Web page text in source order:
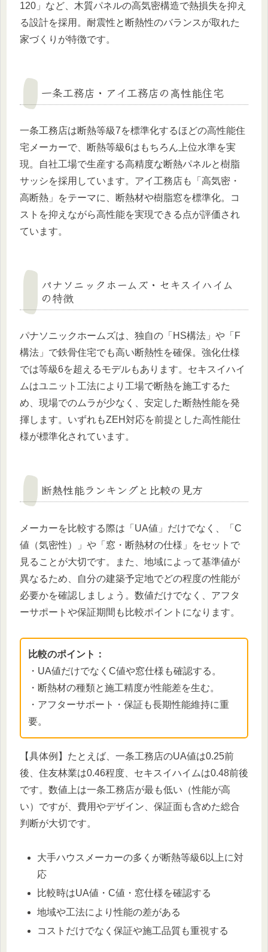
120」など、木質パネルの高気密構造で熱損失を抑え
る設計を採用。耐震性と断熱性のバランスが取れた
家づくりが特徴です。
一条工務店・アイ工務店の高性能住宅
一条工務店は断熱等級7を標準化するほどの高性能住
宅メーカーで、断熱等級6はもちろん上位水準を実
現。自社工場で生産する高精度な断熱パネルと樹脂
サッシを採用しています。アイ工務店も「高気密・
高断熱」をテーマに、断熱材や樹脂窓を標準化。コ
ストを抑えながら高性能を実現できる点が評価され
ています。
パナソニックホームズ・セキスイハイム
の特徴
パナソニックホームズは、独自の「HS構法」や「F
構法」で鉄骨住宅でも高い断熱性を確保。強化仕様
では等級6を超えるモデルもあります。セキスイハイ
ムはユニット工法により工場で断熱を施工するた
め、現場でのムラが少なく、安定した断熱性能を発
揮します。いずれもZEH対応を前提とした高性能仕
様が標準化されています。
断熱性能ランキングと比較の見方
メーカーを比較する際は「UA値」だけでなく、「C
値（気密性）」や「窓・断熱材の仕様」をセットで
見ることが大切です。また、地域によって基準値が
異なるため、自分の建築予定地でどの程度の性能が
必要かを確認しましょう。数値だけでなく、アフタ
ーサポートや保証期間も比較ポイントになります。
比較のポイント：
・UA値だけでなくC値や窓仕様も確認する。
・断熱材の種類と施工精度が性能差を生む。
・アフターサポート・保証も長期性能維持に重
要。
【具体例】たとえば、一条工務店のUA値は0.25前
後、住友林業は0.46程度、セキスイハイムは0.48前後
です。数値上は一条工務店が最も低い（性能が高
い）ですが、費用やデザイン、保証面も含めた総合
判断が大切です。
大手ハウスメーカーの多くが断熱等級6以上に対
応
比較時はUA値・C値・窓仕様を確認する
地域や工法により性能の差がある
コストだけでなく保証や施工品質も重視する